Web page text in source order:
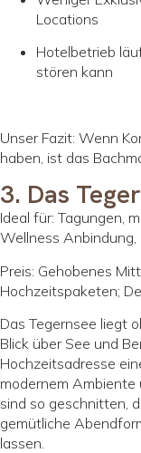
Locations
Hotelbetrieb
stören kann
Unser Fazit: Wenn
haben, ist das
3. Das
Ideal für: Tagungen,
Wellness Anbindung,
Preis: Gehobenes
Hochzeitspaketen;
Das Tegernsee liegt
Blick über See und
Hochzeitsadresse
modernem Ambiente
sind so geschnitten,
gemütliche
lassen.